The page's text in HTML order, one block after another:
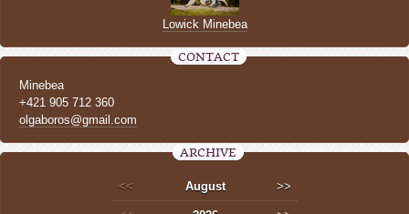
Lowick Minebea
CONTACT
Minebea
+421 905 712 360
olgaboros@gmail.com
ARCHIVE
<< August >>